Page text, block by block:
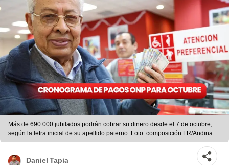
Más de 690.000 jubilados podrán cobrar su dinero desde el 7 de octubre,
según la letra inicial de su apellido paterno. Foto: composición LR/Andina
Daniel Tapia